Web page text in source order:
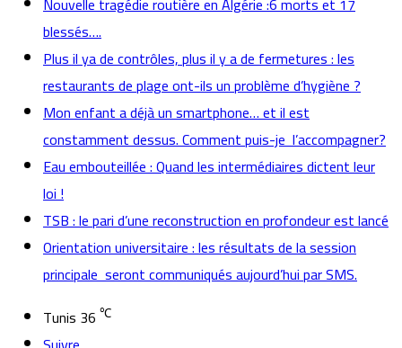
blessés….
Plus il ya de contrôles, plus il y a de fermetures : les
restaurants de plage ont-ils un problème d’hygiène ?
Mon enfant a déjà un smartphone… et il est
constamment dessus. Comment puis-je l’accompagner?
Eau embouteillée : Quand les intermédiaires dictent leur
loi !
TSB : le pari d’une reconstruction en profondeur est lancé
Orientation universitaire : les résultats de la session
principale seront communiqués aujourd’hui par SMS.
Tunis 36 ℃